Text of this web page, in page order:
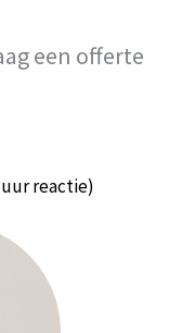
een offerte
reactie)